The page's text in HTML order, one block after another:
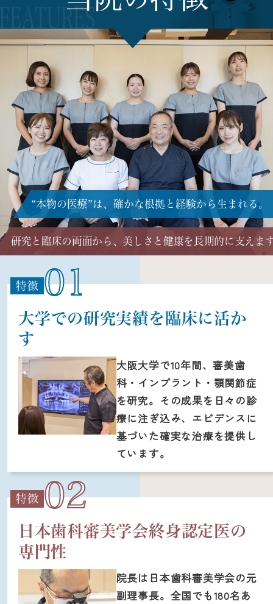
“本物の医療”は、確かな根拠と経験から生まれる。
研究と臨床の両面から、美しさと健康を長期的に支えま
特徴 01
大学での研究実績を臨床に活か
す
大阪大学で10年間、審美歯
科・インプラント・顎関節症
を研究。その成果を日々の診
療に注ぎ込み、エビデンスに
基づいた確実な治療を提供し
ています。
特徴 02
日本歯科審美学会終身認定医の
専門性
院長は日本歯科審美学会の元
副理事長。全国でも180名あ